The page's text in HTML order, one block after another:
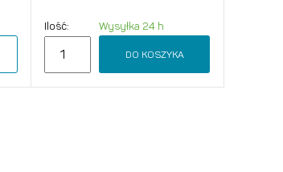
Ilość: Wysyłka 24 h
DO KOSZYKA